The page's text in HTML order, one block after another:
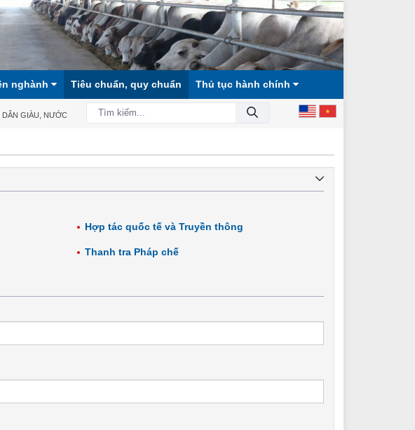
nghành Tiêu chuẩn, quy chuẩn Thủ tục hành chính
GIÀU, NƯỚC MẠNH, XÃ HỘI CÔNG BẰNG, DÂN CHỦ, VĂN MINH!
Hợp tác quốc tế và Truyền thông
Thanh tra Pháp chế